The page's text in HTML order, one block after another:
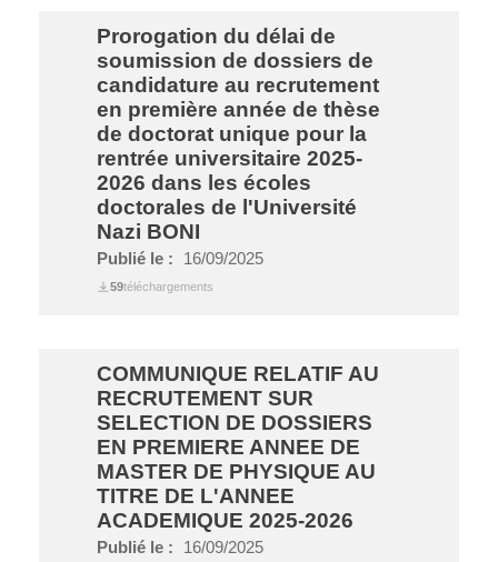
Prorogation du délai de
soumission de dossiers de
candidature au recrutement
en première année de thèse
de doctorat unique pour la
rentrée universitaire 2025-
2026 dans les écoles
doctorales de l'Université
Nazi BONI
Publié le : 16/09/2025
59téléchargements
COMMUNIQUE RELATIF AU
RECRUTEMENT SUR
SELECTION DE DOSSIERS
EN PREMIERE ANNEE DE
MASTER DE PHYSIQUE AU
TITRE DE L'ANNEE
ACADEMIQUE 2025-2026
Publié le : 16/09/2025